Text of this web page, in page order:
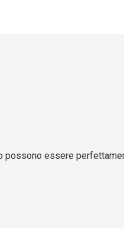
possono essere